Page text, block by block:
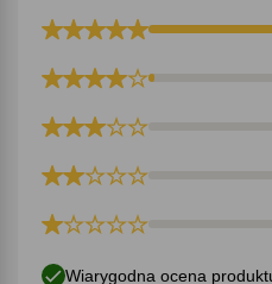
Wiarygodna ocena